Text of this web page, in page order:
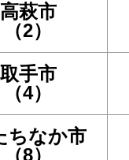
高萩市
（2）
取手市
（4）
ちなか市
（8）